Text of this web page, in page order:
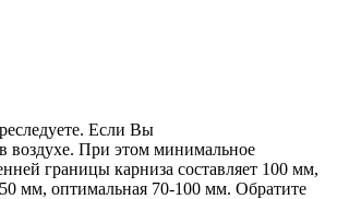
Если Вы
воздухе. При этом минимальное
границы карниза составляет 100 мм,
мм, оптимальная 70-100 мм. Обратите